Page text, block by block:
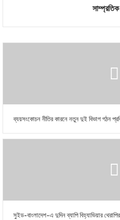
ব্যয়সংকোচন নীতির কারনে নতুন দুই বিভাগ গঠন
সুইড-বাংলাদেশ-এ দুদিন ব্যাপি বিহ্যাভিয়ার